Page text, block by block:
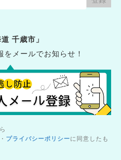
道 千歳市」
メールでお知らせ！
・ プライバシーポリシーに同意したも